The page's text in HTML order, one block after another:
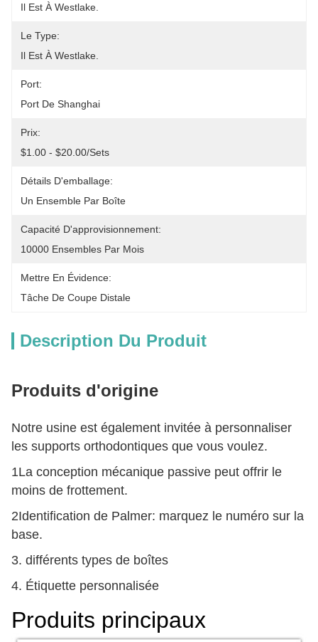
Il Est À Westlake.
Le Type:
Il Est À Westlake.
Port:
Port De Shanghai
Prix:
$1.00 - $20.00/sets
Détails D'emballage:
Un Ensemble Par Boîte
Capacité D'approvisionnement:
10000 Ensembles Par Mois
Mettre En Évidence:
Tâche De Coupe Distale
Description Du Produit
Produits d'origine
Notre usine est également invitée à personnaliser
les supports orthodontiques que vous voulez.
1La conception mécanique passive peut offrir le
moins de frottement.
2Identification de Palmer: marquez le numéro sur la
base.
3. différents types de boîtes
4. Étiquette personnalisée
Produits principaux